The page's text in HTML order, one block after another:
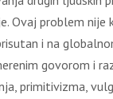
Ovaj problem nije
i na
govorom i
primitivizma,